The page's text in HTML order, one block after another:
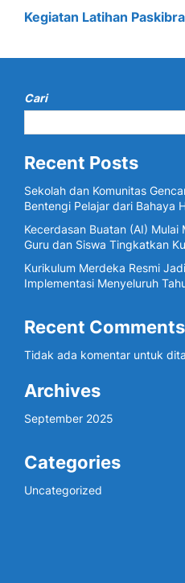
Kegiatan Latihan
Cari
Recent Posts
Sekolah dan Komunitas
Bentengi Pelajar dari Bahaya
Kecerdasan Buatan (AI) Mulai
Guru dan Siswa Tingkatkan
Kurikulum Merdeka Resmi
Implementasi Menyeluruh
Recent Comments
Tidak ada komentar untuk
Archives
September 2025
Categories
Uncategorized